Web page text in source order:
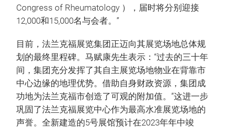
Congress of Rheumatology ），届时将分别迎接
12,000和15,000名与会者。”
目前，法兰克福展览集团正迈向其展览场地总体规
划的最终里程碑。马赋康先生表示：“过去的三十年
间，集团充分发挥了其自主展览场地物业在背靠市
中心边缘的地理优势。借助自身财政资源，集团成
功地为法兰克福市创造了可观的附加值。”这进一步
巩固了法兰克福展览中心作为最高水准展览场地的
声誉。全新建造的5号展馆预计在2023年年中竣